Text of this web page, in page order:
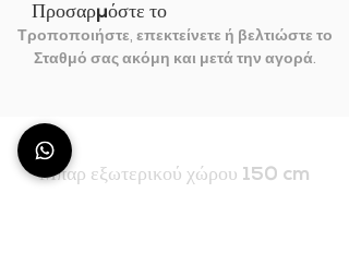
Προσαρμόστε το
Τροποποιήστε, επεκτείνετε ή βελτιώστε το
Σταθμό σας ακόμη και μετά την αγορά.
Μπαρ εξωτερικού χώρου 150 cm